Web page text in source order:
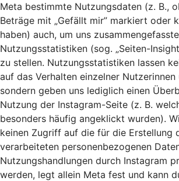
Meta bestimmte Nutzungsdaten (z. B.,
Beträge mit „Gefällt mir” markiert oder
haben) auch, um uns zusammengefasste
Nutzungsstatistiken (sog. „Seiten-
zu stellen. Nutzungsstatistiken lassen
auf das Verhalten einzelner
sondern geben uns lediglich einen
Nutzung der Instagram-Seite (z. B.
besonders häufig angeklickt wurden).
keinen Zugriff auf die für die Erstellung
verarbeiteten personenbezogenen
Nutzungshandlungen durch Instagram
werden, legt allein Meta fest und kann